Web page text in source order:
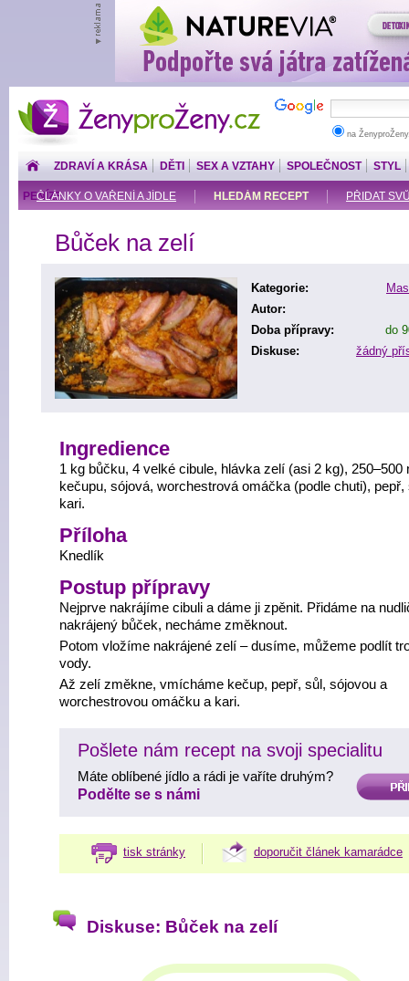
ŽenyproŽeny.cz
na
ZDRAVÍ A KRÁSA DĚTI SEX A VZTAHY SPOLEČNOST STYL
ČLÁNKY O VAŘENÍ A JÍDLE HLEDÁM RECEPT PŘIDAT
PENÍZE
Bůček na zelí
Kategorie:
Autor:
Doba přípravy:
do
Diskuse:
žádný
Ingredience
1 kg bůčku, 4 velké cibule, hlávka zelí (asi 2 kg), 250–500
kečupu, sójová, worchestrová omáčka (podle chuti), pepř,
kari.
Příloha
Knedlík
Postup přípravy
Nejprve nakrájíme cibuli a dáme ji zpěnit. Přidáme na
nakrájený bůček, necháme změknout.
Potom vložíme nakrájené zelí – dusíme, můžeme podlít
vody.
Až zelí změkne, vmícháme kečup, pepř, sůl, sójovou a
worchestrovou omáčku a kari.
Pošlete nám recept na svoji specialitu
PŘIDAT
Máte oblíbené jídlo a rádi je vaříte druhým?
Podělte se s námi
tisk stránky doporučit článek kamarádce
Diskuse: Bůček na zelí